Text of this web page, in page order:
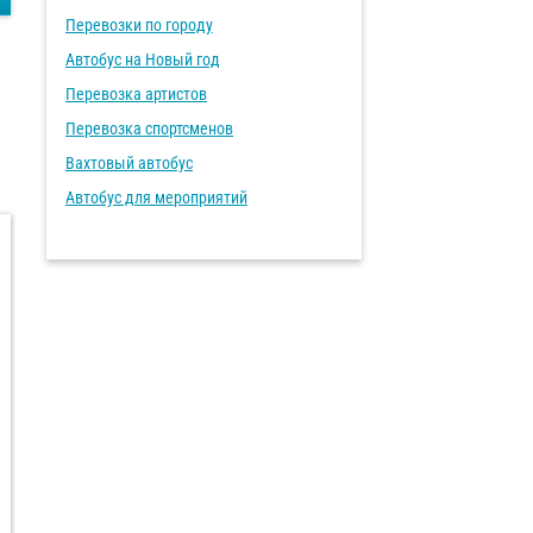
Перевозки по городу
Автобус на Новый год
Перевозка артистов
Перевозка спортсменов
Вахтовый автобус
Автобус для мероприятий